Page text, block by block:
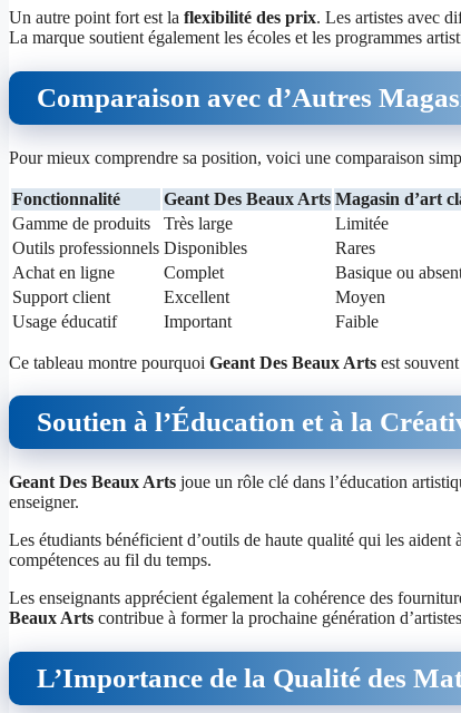
Un autre point fort est la flexibilité des prix. Les artistes avec
La marque soutient également les écoles et les programmes
Comparaison avec d’Autres
Pour mieux comprendre sa position, voici une comparaison
Fonctionnalité Geant Des Beaux Arts Magasin d’art
Gamme de produits
Très large
Limitée
Outils professionnels Disponibles
Rares
Achat en ligne
Complet
Basique ou
Support client
Excellent
Moyen
Usage éducatif
Important Faible
Ce tableau montre pourquoi Geant Des Beaux Arts est
Soutien à l’Éducation et à la
Geant Des Beaux Arts joue un rôle clé dans l’éducation
enseigner.
Les étudiants bénéficient d’outils de haute qualité qui les
compétences au fil du temps.
Les enseignants apprécient également la cohérence des
Beaux Arts contribue à former la prochaine génération
L’Importance de la Qualité des